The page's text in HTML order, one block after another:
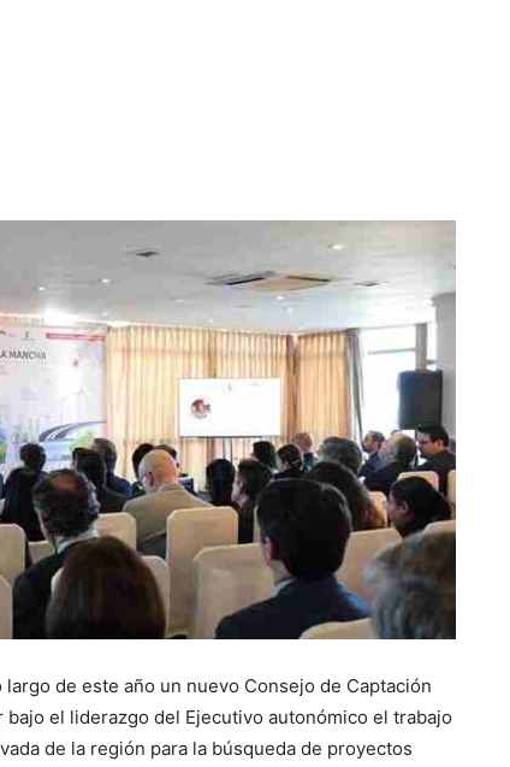
largo de este año un nuevo Consejo de Captación
el liderazgo del Ejecutivo autonómico el trabajo
de la región para la búsqueda de proyectos